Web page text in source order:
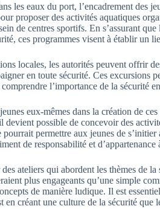
les eaux du port, l’encadrement des
proposer des activités aquatiques
de centres sportifs. En s’assurant
ces programmes visent à établir un
locales, les autorités peuvent offrir
en toute sécurité. Ces excursions
l’importance de la sécurité
eux-mêmes dans la création de
devient possible de concevoir des
permettre aux jeunes de s’initier
de responsabilité et d’appartenance
ateliers qui abordent les thèmes de
plus engageants qu’une simple
de manière ludique. Il est
créant une culture de la sécurité que